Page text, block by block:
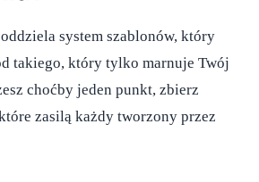
system szablonów, który
takiego, który tylko marnuje Twój
choćby jeden punkt, zbierz
zasilą każdy tworzony przez